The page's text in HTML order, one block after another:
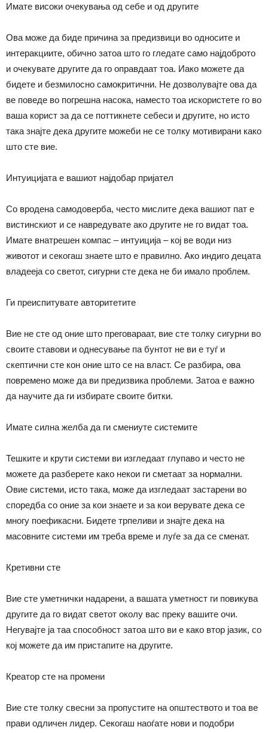
Имате високи очекувања од себе и од другите
Ова може да биде причина за предизвици во односите и
интеракциите, обично затоа што го гледате само најдоброто
и очекувате другите да го оправдаат тоа. Иако можете да
бидете и безмилосно самокритични. Не дозволувајте ова да
ве поведе во погрешна насока, наместо тоа искористете го во
ваша корист за да се поттикнете себеси и другите, но исто
така знајте дека другите можеби не се толку мотивирани како
што сте вие.
Интуицијата е вашиот најдобар пријател
Со вродена самодоверба, често мислите дека вашиот пат е
вистинскиот и се навредувате ако другите не го видат тоа.
Имате внатрешен компас – интуиција – кој ве води низ
животот и секогаш знаете што е правилно. Ако индиго децата
владееја со светот, сигурни сте дека не би имало проблем.
Ги преиспитувате авторитетите
Вие не сте од оние што преговараат, вие сте толку сигурни во
своите ставови и однесување па бунтот не ви е туѓ и
скептични сте кон оние што се на власт. Се разбира, ова
повремено може да ви предизвика проблеми. Затоа е важно
да научите да ги избирате своите битки.
Имате силна желба да ги смениуте системите
Тешките и крути системи ви изгледаат глупаво и често не
можете да разберете како некои ги сметаат за нормални.
Овие системи, исто така, може да изгледаат застарени во
споредба со оние за кои знаете и за кои верувате дека се
многу поефикасни. Бидете трпеливи и знајте дека на
масовните системи им треба време и луѓе за да се сменат.
Кретивни сте
Вие сте уметнички надарени, а вашата уметност ги повикува
другите да го видат светот околу вас преку вашите очи.
Негувајте ја таа способност затоа што ви е како втор јазик, со
кој можете да им пристапите на другите.
Креатор сте на промени
Вие сте толку свесни за пропустите на општеството и тоа ве
прави одличен лидер. Секогаш наоѓате нови и подобри